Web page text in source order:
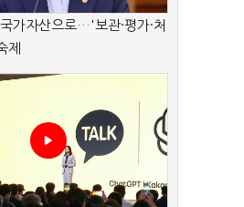
가자산으로…'보관·평가·처
제